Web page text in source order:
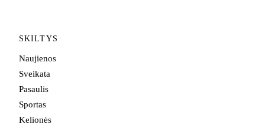
SKILTYS
Naujienos
Sveikata
Pasaulis
Sportas
Kelionės